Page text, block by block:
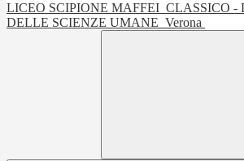
LICEO SCIPIONE MAFFEI CLASSICO -
DELLE SCIENZE UMANE Verona